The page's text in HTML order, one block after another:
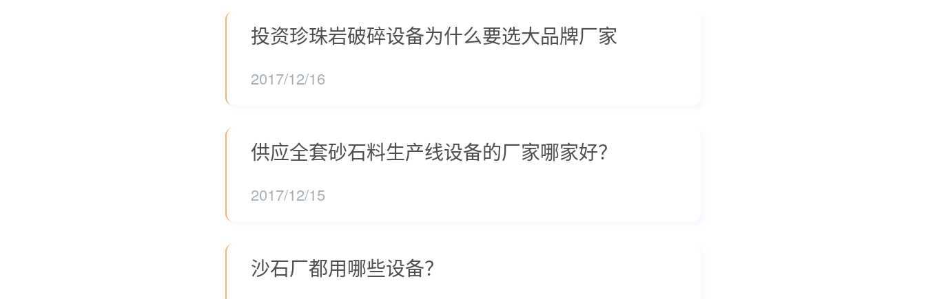
投资珍珠岩破碎设备为什么要选大品牌厂家
2017/12/16
供应全套砂石料生产线设备的厂家哪家好？
2017/12/15
沙石厂都用哪些设备？